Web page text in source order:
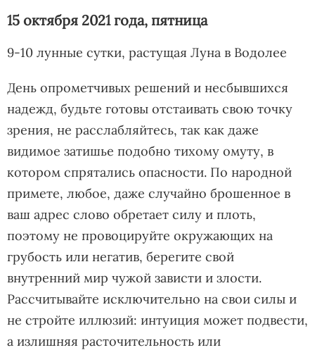
15 октября 2021 года, пятница
9-10 лунные сутки, растущая Луна в Водолее
День опрометчивых решений и несбывшихся
надежд, будьте готовы отстаивать свою точку
зрения, не расслабляйтесь, так как даже
видимое затишье подобно тихому омуту, в
котором спрятались опасности. По народной
примете, любое, даже случайно брошенное в
ваш адрес слово обретает силу и плоть,
поэтому не провоцируйте окружающих на
грубость или негатив, берегите свой
внутренний мир чужой зависти и злости.
Рассчитывайте исключительно на свои силы и
не стройте иллюзий: интуиция может подвести,
а излишняя расточительность или